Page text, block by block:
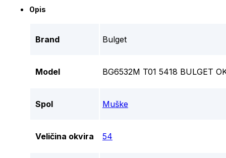
Opis
Brand Bulget
Model BG6532M T01 5418 BULGET
Spol Muške
Veličina okvira 54